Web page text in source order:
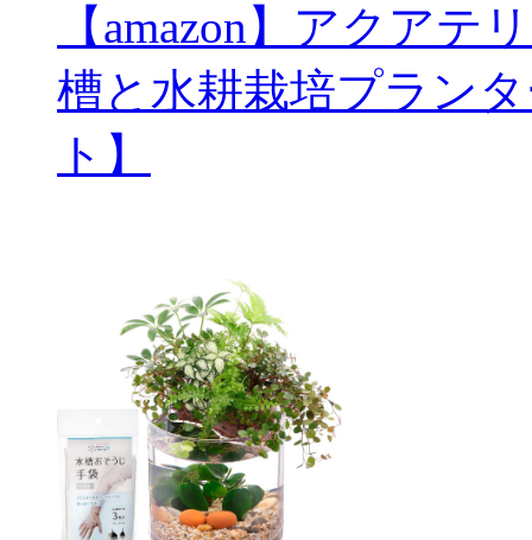
【amazon】アクアテ
槽と水耕栽培プラン
ト】